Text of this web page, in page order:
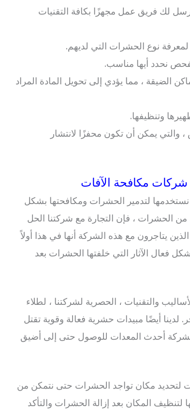
لك فريق عمل مجهزًا بكافة التقنيات
نوع الحشرات التي لديهم.
نحدد أيها مناسب.
الضيقة ، مما يؤدي إلى تحويل المادة المراد
وتنظيفها.
يمكن أن تكون محفزًا لانتشار
شركات مكافحة الآفات
نستخدمها لتدمير الحشرات ومكافحتها بشكل
الحشرات ، فإن التجارة مع شركتنا الحل
يتاجرون مع هذه الشركة أنها في هذا أولاً
فعال الآثار التي خلفتها الحشرات بعد
والتقنيات ، الحصرية لشركتنا ، لطلاء
لدينا أيضًا مبيدات حشرية فعالة وقوية تقتل
أحدث المعدات للوصول حتى إلى أضيق
لتحديد مكان تواجد الحشرات حتى نتمكن من
لتنظيف المكان بعد إزالة الحشرات والتأكد